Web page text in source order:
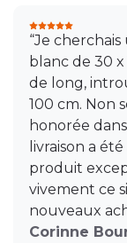
“Je
blanc de 30
de long,
100 cm. Non
honorée
livraison a
produit
vivement ce
nouveaux
Corinne